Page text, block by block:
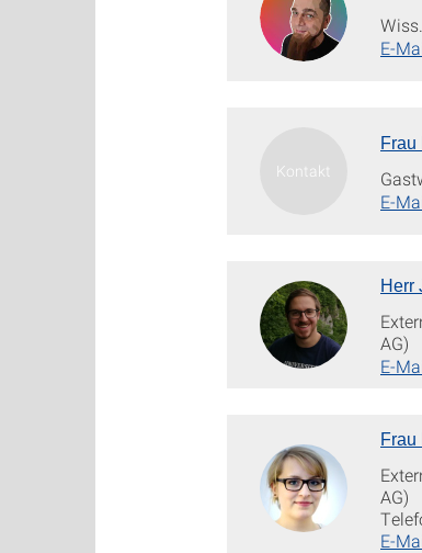
E-
Frau
E-
Herr
AG)
E-
Frau
AG)
E-